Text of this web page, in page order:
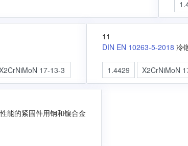
17-13-3
11
DIN EN 10263-5-2018 冷
1.4429 X2CrNiMoN
能的紧固件用钢和镍合金